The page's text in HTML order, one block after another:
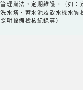
管理辦法，定期維護。（如：
洗水塔、蓄水池及飲水機水質
照明設備檢核紀錄等）